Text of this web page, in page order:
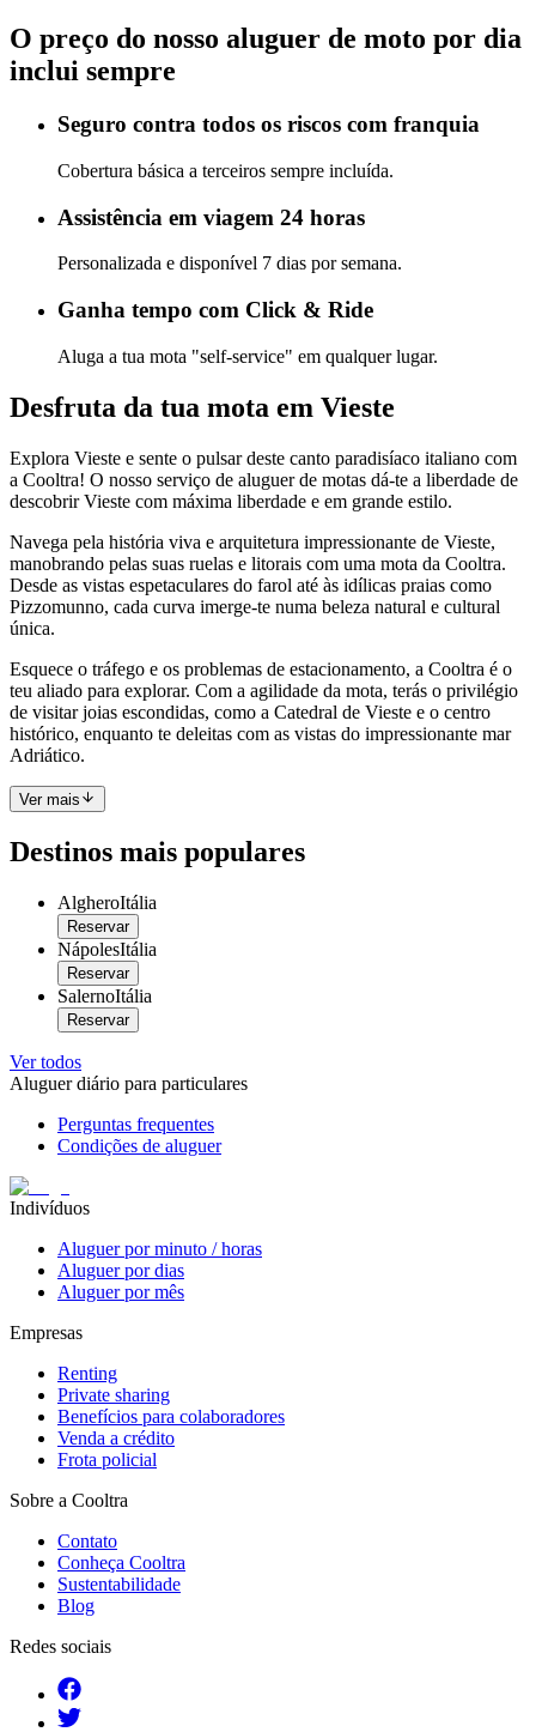
O preço do nosso aluguer de moto por dia
inclui sempre
Seguro contra todos os riscos com franquia
Cobertura básica a terceiros sempre incluída.
Assistência em viagem 24 horas
Personalizada e disponível 7 dias por semana.
Ganha tempo com Click & Ride
Aluga a tua mota "self-service" em qualquer lugar.
Desfruta da tua mota em Vieste
Explora Vieste e sente o pulsar deste canto paradisíaco italiano com
a Cooltra! O nosso serviço de aluguer de motas dá-te a liberdade de
descobrir Vieste com máxima liberdade e em grande estilo.
Navega pela história viva e arquitetura impressionante de Vieste,
manobrando pelas suas ruelas e litorais com uma mota da Cooltra.
Desde as vistas espetaculares do farol até às idílicas praias como
Pizzomunno, cada curva imerge-te numa beleza natural e cultural
única.
Esquece o tráfego e os problemas de estacionamento, a Cooltra é o
teu aliado para explorar. Com a agilidade da mota, terás o privilégio
de visitar joias escondidas, como a Catedral de Vieste e o centro
histórico, enquanto te deleitas com as vistas do impressionante mar
Adriático.
Ver mais
Destinos mais populares
AlgheroItália
Reservar
NápolesItália
Reservar
SalernoItália
Reservar
Ver todos
Aluguer diário para particulares
Perguntas frequentes
Condições de aluguer
Indivíduos
Aluguer por minuto / horas
Aluguer por dias
Aluguer por mês
Empresas
Renting
Private sharing
Benefícios para colaboradores
Venda a crédito
Frota policial
Sobre a Cooltra
Contato
Conheça Cooltra
Sustentabilidade
Blog
Redes sociais